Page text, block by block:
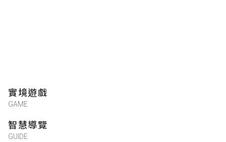
實境遊戲
GAME
智慧導覽
GUIDE